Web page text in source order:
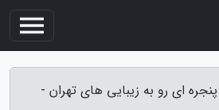
ای رو به زیبایی های تهران -